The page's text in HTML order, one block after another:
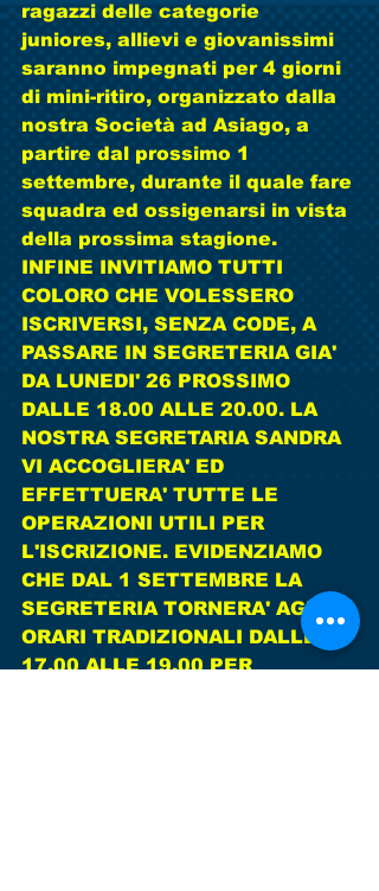
ragazzi delle categorie
juniores, allievi e giovanissimi
saranno impegnati per 4 giorni
di mini-ritiro, organizzato dalla
nostra Società ad Asiago, a
partire dal prossimo 1
settembre, durante il quale fare
squadra ed ossigenarsi in vista
della prossima stagione.
INFINE INVITIAMO TUTTI
COLORO CHE VOLESSERO
ISCRIVERSI, SENZA CODE, A
PASSARE IN SEGRETERIA GIA'
DA LUNEDI' 26 PROSSIMO
DALLE 18.00 ALLE 20.00. LA
NOSTRA SEGRETARIA SANDRA
VI ACCOGLIERA' ED
EFFETTUERA' TUTTE LE
OPERAZIONI UTILI PER
L'ISCRIZIONE. EVIDENZIAMO
CHE DAL 1 SETTEMBRE LA
SEGRETERIA TORNERA' AGLI
ORARI TRADIZIONALI DALLE
17.00 ALLE 19.00 PER